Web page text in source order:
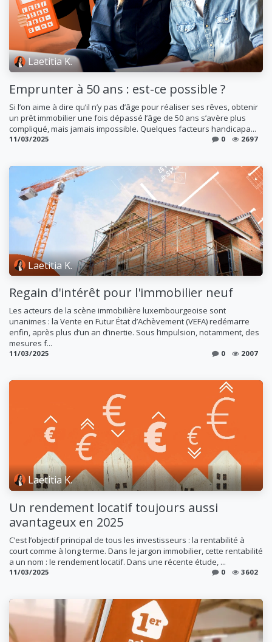
Laetitia K.
Emprunter à 50 ans : est-ce possible ?
Si l’on aime à dire qu’il n’y pas d’âge pour réaliser ses rêves, obtenir
un prêt immobilier une fois dépassé l’âge de 50 ans s’avère plus
compliqué, mais jamais impossible. Quelques facteurs handicapa...
11/03/2025 0 2697
Laetitia K.
Regain d'intérêt pour l'immobilier neuf
Les acteurs de la scène immobilière luxembourgeoise sont
unanimes : la Vente en Futur État d’Achèvement (VEFA) redémarre
enfin, après plus d’un an d’inertie. Sous l’impulsion, notamment, des
mesures f...
11/03/2025 0 2007
Laetitia K.
Un rendement locatif toujours aussi
avantageux en 2025
C’est l’objectif principal de tous les investisseurs : la rentabilité à
court comme à long terme. Dans le jargon immobilier, cette rentabilité
a un nom : le rendement locatif. Dans une récente étude, ...
11/03/2025 0 3602